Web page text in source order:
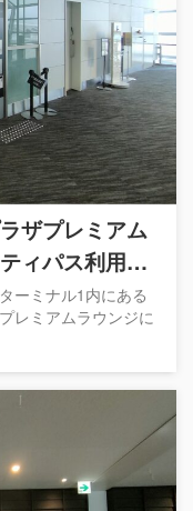
ザプレミアム
ィパス利用可
ーミナル1内にある
レミアムラウンジに